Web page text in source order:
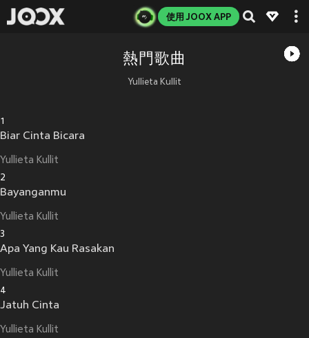
使用 JOOX APP
熱門歌曲
Yullieta Kullit
1
Biar Cinta Bicara
Yullieta Kullit
2
Bayanganmu
Yullieta Kullit
3
Apa Yang Kau Rasakan
Yullieta Kullit
4
Jatuh Cinta
Yullieta Kullit